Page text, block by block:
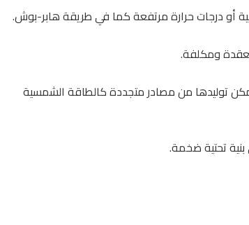
أو درجات حرارة مرتفعة كما في طريقة هابر-بوش.
ومكلفة.
يمكن توليدها من مصادر متجددة كالطاقة الشمسية
تحتية ضخمة.